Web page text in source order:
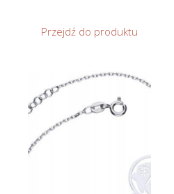
Przejdź do produktu